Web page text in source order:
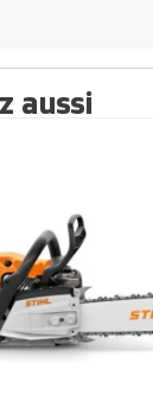
aussi